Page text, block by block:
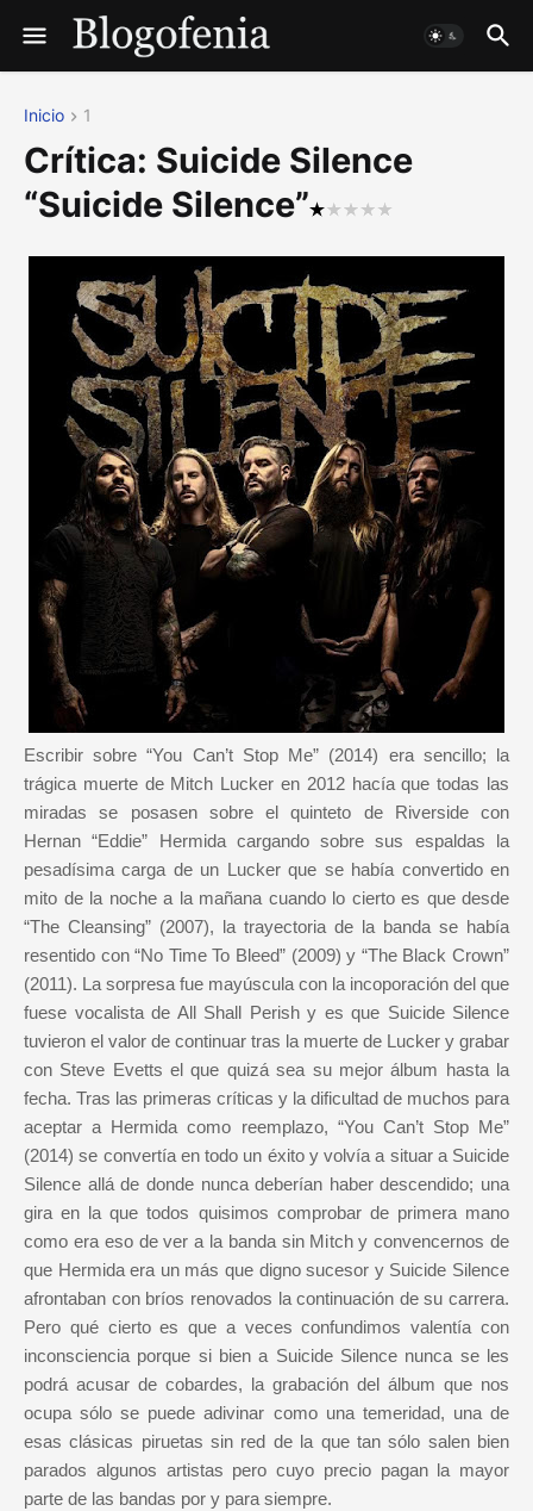
Inicio 1
Crítica: Suicide Silence
“Suicide Silence”
Escribir sobre “You Can’t Stop Me” (2014) era sencillo; la
trágica muerte de Mitch Lucker en 2012 hacía que todas las
miradas se posasen sobre el quinteto de Riverside con
Hernan “Eddie” Hermida cargando sobre sus espaldas la
pesadísima carga de un Lucker que se había convertido en
mito de la noche a la mañana cuando lo cierto es que desde
“The Cleansing” (2007), la trayectoria de la banda se había
resentido con “No Time To Bleed” (2009) y “The Black Crown”
(2011). La sorpresa fue mayúscula con la incoporación del que
fuese vocalista de All Shall Perish y es que Suicide Silence
tuvieron el valor de continuar tras la muerte de Lucker y grabar
con Steve Evetts el que quizá sea su mejor álbum hasta la
fecha. Tras las primeras críticas y la dificultad de muchos para
aceptar a Hermida como reemplazo, “You Can’t Stop Me”
(2014) se convertía en todo un éxito y volvía a situar a Suicide
Silence allá de donde nunca deberían haber descendido; una
gira en la que todos quisimos comprobar de primera mano
como era eso de ver a la banda sin Mitch y convencernos de
que Hermida era un más que digno sucesor y Suicide Silence
afrontaban con bríos renovados la continuación de su carrera.
Pero qué cierto es que a veces confundimos valentía con
inconsciencia porque si bien a Suicide Silence nunca se les
podrá acusar de cobardes, la grabación del álbum que nos
ocupa sólo se puede adivinar como una temeridad, una de
esas clásicas piruetas sin red de la que tan sólo salen bien
parados algunos artistas pero cuyo precio pagan la mayor
parte de las bandas por y para siempre.